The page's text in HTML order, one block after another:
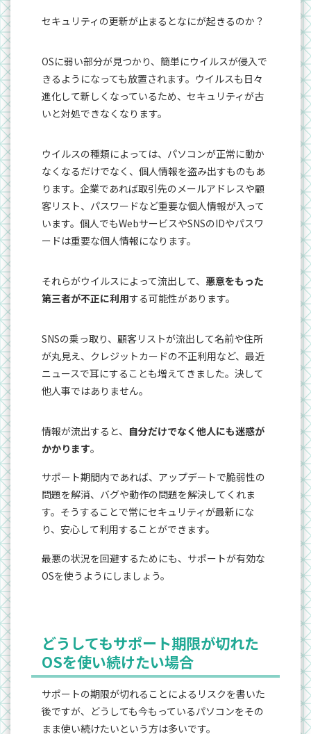
セキュリティの更新が止まるとなにが起きるのか？
OSに弱い部分が見つかり、簡単にウイルスが侵入で
きるようになっても放置されます。ウイルスも日々
進化して新しくなっているため、セキュリティが古
いと対処できなくなります。
ウイルスの種類によっては、パソコンが正常に動か
なくなるだけでなく、個人情報を盗み出すものもあ
ります。企業であれば取引先のメールアドレスや顧
客リスト、パスワードなど重要な個人情報が入って
います。個人でもWebサービスやSNSのIDやパスワ
ードは重要な個人情報になります。
それらがウイルスによって流出して、 悪意をもった
第三者が不正に利用する可能性があります。
SNSの乗っ取り、顧客リストが流出して名前や住所
が丸見え、クレジットカードの不正利用など、最近
ニュースで耳にすることも増えてきました。決して
他人事ではありません。
情報が流出すると、 自分だけでなく他人にも迷惑が
かかります。
サポート期間内であれば、アップデートで脆弱性の
問題を解消、バグや動作の問題を解決してくれま
す。そうすることで常にセキュリティが最新にな
り、安心して利用することができます。
最悪の状況を回避するためにも、サポートが有効な
OSを使うようにしましょう。
どうしてもサポート期限が切れた
OSを使い続けたい場合
サポートの期限が切れることによるリスクを書いた
後ですが、どうしても今もっているパソコンをその
まま使い続けたいという方は多いです。